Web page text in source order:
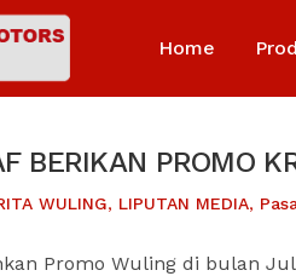
Home
BERIKAN PROMO
WULING, LIPUTAN MEDIA,
Promo Wuling di bulan